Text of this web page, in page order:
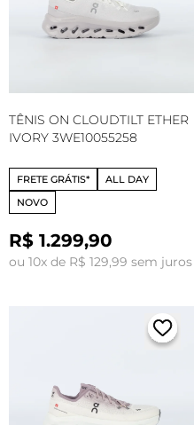
TÊNIS ON CLOUDTILT ETHER
IVORY 3WE10055258
FRETE GRÁTIS*
ALL DAY
NOVO
R$ 1.299,90
ou 10x de R$ 129,99 sem juros